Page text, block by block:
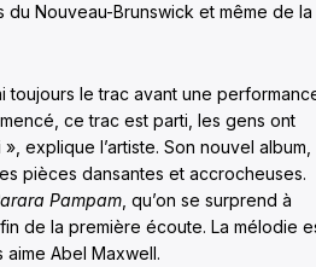
du Nouveau-Brunswick et même de la
toujours le trac avant une
ce trac est parti, les gens ont
explique l’artiste. Son nouvel album,
pièces dansantes et accrocheuses.
Pampam , qu’on se surprend à
de la première écoute. La mélodie
Abel Maxwell.